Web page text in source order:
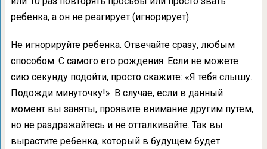
ребенка, а он не реагирует (игнорирует).
Не игнорируйте ребенка. Отвечайте сразу, любым
способом. С самого его рождения. Если не можете
сию секунду подойти, просто скажите: «Я тебя слышу.
Подожди минуточку!». В случае, если в данный
момент вы заняты, проявите внимание другим путем,
но не раздражайтесь и не отталкивайте. Так вы
вырастите ребенка, который в будущем будет